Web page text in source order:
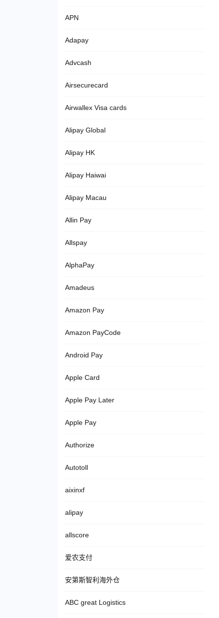
APN
Adapay
Advcash
Airsecurecard
Airwallex Visa cards
Alipay Global
Alipay HK
Alipay Haiwai
Alipay Macau
Allin Pay
Allspay
AlphaPay
Amadeus
Amazon Pay
Amazon PayCode
Android Pay
Apple Card
Apple Pay Later
Apple Pay
Authorize
Autotoll
aixinxf
alipay
allscore
爱农支付
安第斯智利海外仓
ABC great Logistics